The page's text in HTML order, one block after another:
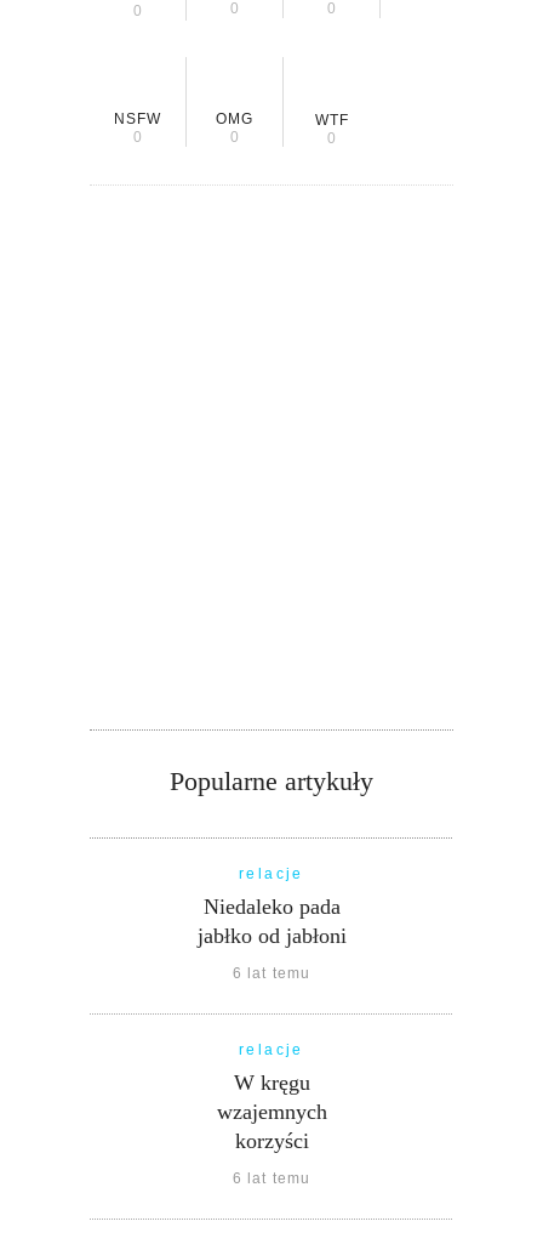
0
0 0
NSFW
0
OMG
0
WTF
0
Popularne artykuły
relacje
Niedaleko pada
jabłko od jabłoni
6 lat temu
relacje
W kręgu
wzajemnych
korzyści
6 lat temu